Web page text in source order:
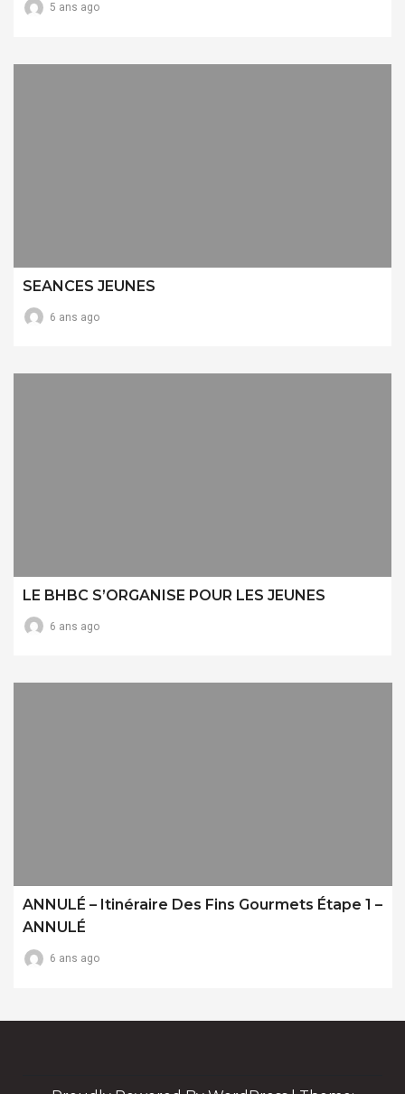
5 ans ago
SEANCES JEUNES
6 ans ago
LE BHBC S’ORGANISE POUR LES JEUNES
6 ans ago
ANNULÉ – Itinéraire Des Fins Gourmets Étape 1 –
ANNULÉ
6 ans ago